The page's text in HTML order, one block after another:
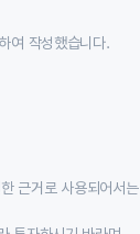
여 작성했습니다.
근거로 사용되어서는